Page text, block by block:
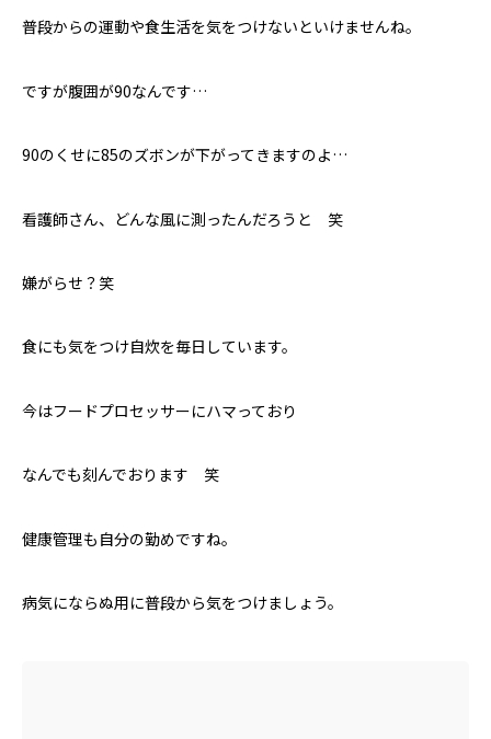
普段からの運動や食生活を気をつけないといけませんね。
ですが腹囲が90なんです…
90のくせに85のズボンが下がってきますのよ…
看護師さん、どんな風に測ったんだろうと 笑
嫌がらせ？笑
食にも気をつけ自炊を毎日しています。
今はフードプロセッサーにハマっており
なんでも刻んでおります 笑
健康管理も自分の勤めですね。
病気にならぬ用に普段から気をつけましょう。